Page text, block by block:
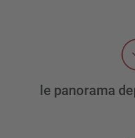
le panorama